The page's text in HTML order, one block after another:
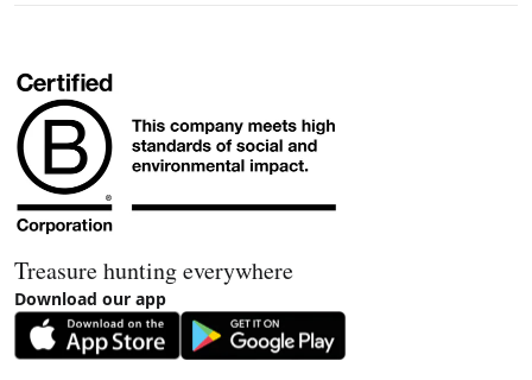
Treasure hunting everywhere
Download our app